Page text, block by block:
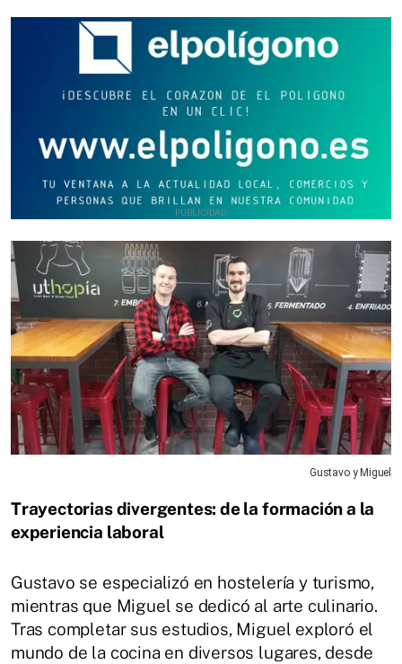
Gustavo y Miguel
Trayectorias divergentes: de la formación a la
experiencia laboral
Gustavo se especializó en hostelería y turismo,
mientras que Miguel se dedicó al arte culinario.
Tras completar sus estudios, Miguel exploró el
mundo de la cocina en diversos lugares, desde